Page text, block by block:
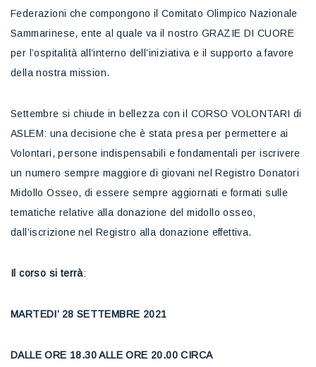
Federazioni che compongono il Comitato Olimpico Nazionale
Sammarinese, ente al quale va il nostro GRAZIE DI CUORE
per l’ospitalità all’interno dell’iniziativa e il supporto a favore
della nostra mission.
Settembre si chiude in bellezza con il CORSO VOLONTARI di
ASLEM: una decisione che è stata presa per permettere ai
Volontari, persone indispensabili e fondamentali per iscrivere
un numero sempre maggiore di giovani nel Registro Donatori
Midollo Osseo, di essere sempre aggiornati e formati sulle
tematiche relative alla donazione del midollo osseo,
dall’iscrizione nel Registro alla donazione effettiva.
Il corso si terrà:
MARTEDI’ 28 SETTEMBRE 2021
DALLE ORE 18.30 ALLE ORE 20.00 CIRCA